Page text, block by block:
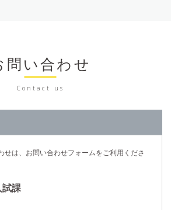
問い合わせ
Contact us
は、お問い合わせフォームをご利用くださ
課